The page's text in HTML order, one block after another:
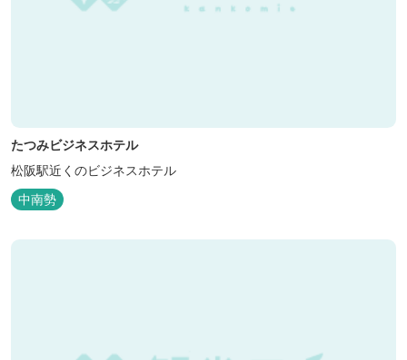
たつみビジネスホテル
松阪駅近くのビジネスホテル
中南勢